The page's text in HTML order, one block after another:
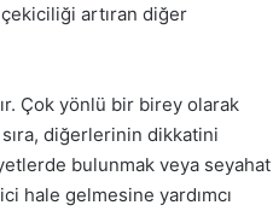
artıran diğer
Çok yönlü bir birey olarak
diğerlerinin dikkatini
bulunmak veya seyahat
hale gelmesine yardımcı